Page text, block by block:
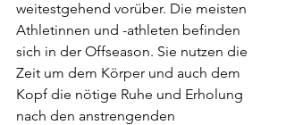
weitestgehend vorüber. Die meisten
Athletinnen und -athleten befinden
sich in der Offseason. Sie nutzen die
Zeit um dem Körper und auch dem
Kopf die nötige Ruhe und Erholung
nach den anstrengenden